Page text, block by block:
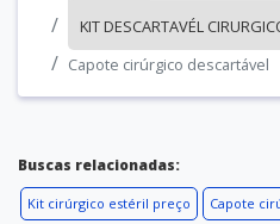
KIT DESCARTAVÉL
Capote cirúrgico descartável
Buscas relacionadas:
Kit cirúrgico estéril preço Capote